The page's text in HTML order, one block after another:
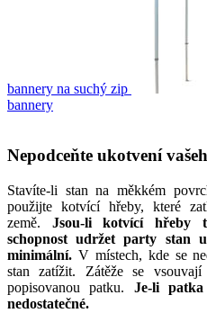
bannery na suchý zip
bannery
Nepodceňte ukotvení
Stavíte-li stan na měkkém
použijte kotvící hřeby, které
země. Jsou-li kotvící hřeby
schopnost udržet party stan
minimální. V místech, kde se
stan zatížit. Zátěže se
popisovanou patku. Je-li
nedostatečné.